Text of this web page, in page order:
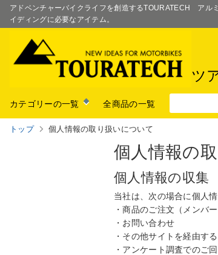
アドベンチャーバイクライフを創造するTOURATECH アル
イディングに必要なアイテム。
ツ
カテゴリーの一覧 全商品の一覧
トップ 個人情報の取り扱いについて
個人情報の
個人情報の収集
当社は、次の場合に個人
・商品のご注文（メンバ
・お問い合わせ
・その他サイトを経由す
・アンケート調査でのご